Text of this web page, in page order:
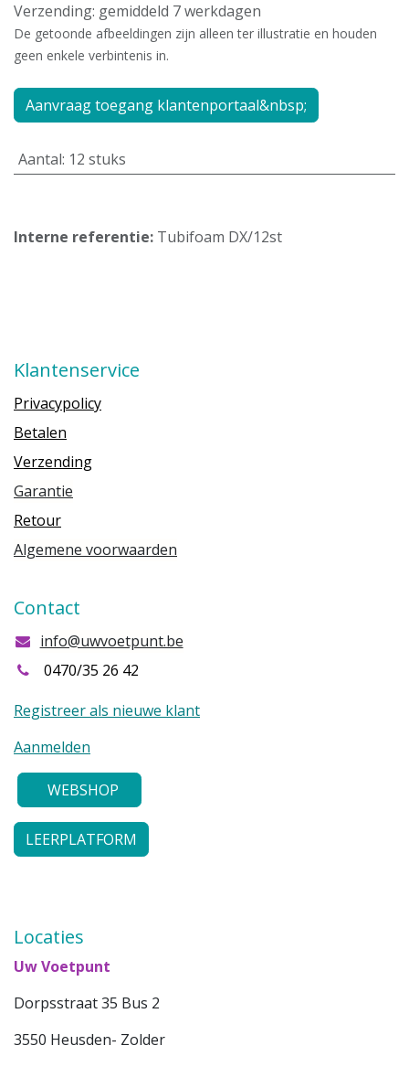
Verzending: gemiddeld 7 werkdagen
De getoonde afbeeldingen zijn alleen ter illustratie en houden
geen enkele verbintenis in.
Aanvraag toegang klantenportaal&nbsp;
Aantal: 12 stuks
Interne referentie: Tubifoam DX/12st
Klantenservice
Privacypolicy
Betalen
Verzending
Garantie
Retour
Algemene voorwaarden
Contact
info@uwvoetpunt.be
0470/35 26 42
Registreer als nieuwe klant
Aanmelden
WEBSHOP
LEERPLATFORM
Locaties
Uw Voetpunt
Dorpsstraat 35 Bus 2
3550 Heusden- Zolder